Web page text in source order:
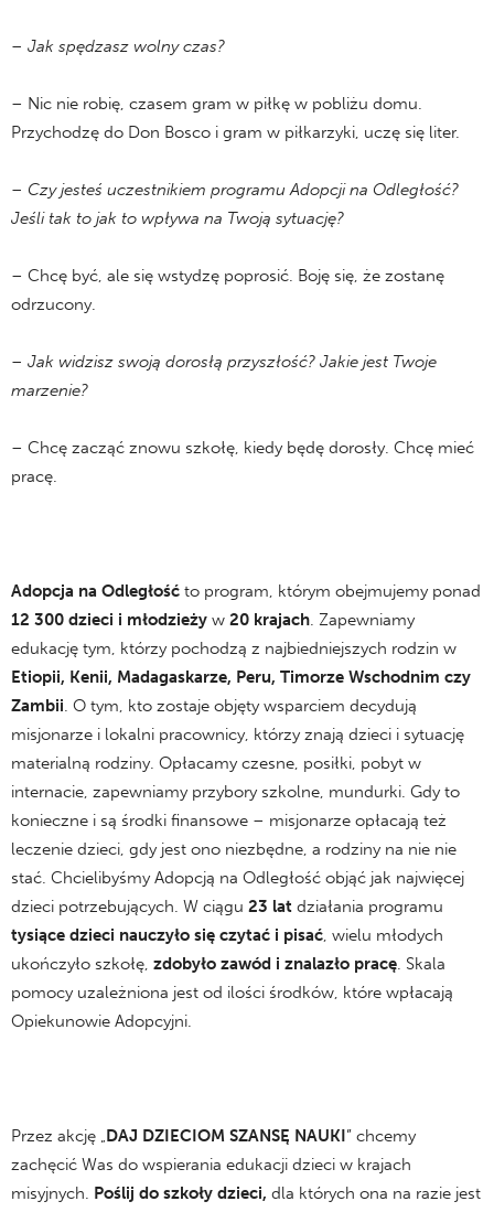
– Jak spędzasz wolny czas?
– Nic nie robię, czasem gram w piłkę w pobliżu domu.
Przychodzę do Don Bosco i gram w piłkarzyki, uczę się liter.
– Czy jesteś uczestnikiem programu Adopcji na Odległość?
Jeśli tak to jak to wpływa na Twoją sytuację?
– Chcę być, ale się wstydzę poprosić. Boję się, że zostanę
odrzucony.
– Jak widzisz swoją dorosłą przyszłość? Jakie jest Twoje
marzenie?
– Chcę zacząć znowu szkołę, kiedy będę dorosły. Chcę mieć
pracę.
Adopcja na Odległość to program, którym obejmujemy ponad
12 300 dzieci i młodzieży w 20 krajach. Zapewniamy
edukację tym, którzy pochodzą z najbiedniejszych rodzin w
Etiopii, Kenii, Madagaskarze, Peru, Timorze Wschodnim czy
Zambii. O tym, kto zostaje objęty wsparciem decydują
misjonarze i lokalni pracownicy, którzy znają dzieci i sytuację
materialną rodziny. Opłacamy czesne, posiłki, pobyt w
internacie, zapewniamy przybory szkolne, mundurki. Gdy to
konieczne i są środki finansowe – misjonarze opłacają też
leczenie dzieci, gdy jest ono niezbędne, a rodziny na nie nie
stać. Chcielibyśmy Adopcją na Odległość objąć jak najwięcej
dzieci potrzebujących. W ciągu 23 lat działania programu
tysiące dzieci nauczyło się czytać i pisać, wielu młodych
ukończyło szkołę, zdobyło zawód i znalazło pracę. Skala
pomocy uzależniona jest od ilości środków, które wpłacają
Opiekunowie Adopcyjni.
Przez akcję „DAJ DZIECIOM SZANSĘ NAUKI” chcemy
zachęcić Was do wspierania edukacji dzieci w krajach
misyjnych. Poślij do szkoły dzieci, dla których ona na razie jest